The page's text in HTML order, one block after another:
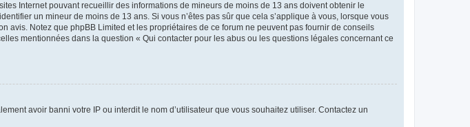
Internet pouvant recueillir des informations de mineurs de moins de 13 ans doivent obtenir le
un mineur de moins de 13 ans. Si vous n’êtes pas sûr que cela s’applique à vous, lorsque vous
avis. Notez que phpBB Limited et les propriétaires de ce forum ne peuvent pas fournir de conseils
mentionnées dans la question « Qui contacter pour les abus ou les questions légales concernant ce
avoir banni votre IP ou interdit le nom d’utilisateur que vous souhaitez utiliser. Contactez un